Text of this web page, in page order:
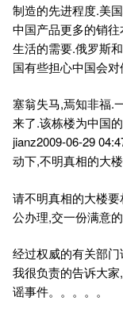
制造的先进程度.美
中国产品更多的销
生活的需要.俄罗斯
国有些担心中国会
塞翁失马,焉知非福.
来了.该栋楼为中国
jianz2009-06-29
动下,不明真相的大
请不明真相的大楼
公办理,交一份满意
经过权威的有关部
我很负责的告诉大
谣事件。。。。。